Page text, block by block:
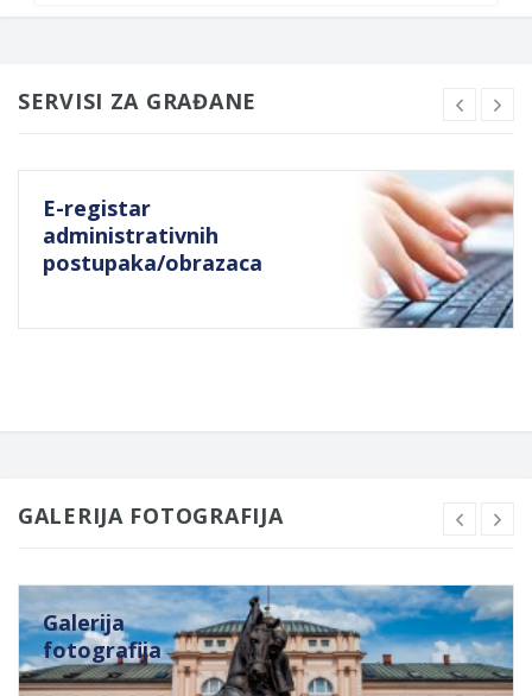
SERVISI ZA GRAĐANE
E-registar
administrativnih
postupaka/obrazaca
GALERIJA FOTOGRAFIJA
Galerija
fotografija